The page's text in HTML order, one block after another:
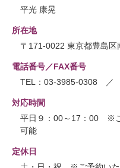
平光 康晃
所在地
〒171-0022 東京都豊島
電話番号／FAX番号
TEL：03-3985-0308 ／
対応時間
平日９：00～17：00 ※
可能
定休日